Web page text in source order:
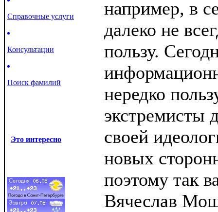
Справочные услуги
Консультации
Поиск фамилий
Это интересно
например, в
далеко не
пользу.
нередко
экстремисты
своей
новых
поэтому так
Вячеслав